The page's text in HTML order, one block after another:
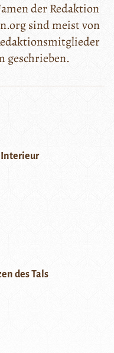
der Redaktion
sind meist von
geschrieben.
Interieur
des Tals